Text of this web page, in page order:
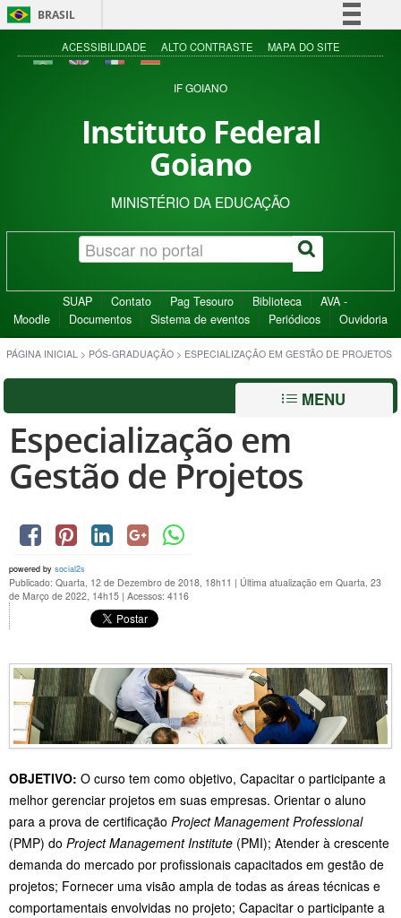
BRASIL
Simplifique!
Acesso à informação
ACESSIBILIDADE ALTO CONTRASTE MAPA DO SITE
IF GOIANO
Instituto Federal
Goiano
MINISTÉRIO DA EDUCAÇÃO
SUAP Contato Pag Tesouro Biblioteca
AVA -
Moodle
Documentos Sistema de eventos Periódicos Ouvidoria
PÁGINA INICIAL > PÓS-GRADUAÇÃO > ESPECIALIZAÇÃO EM GESTÃO DE PROJETOS
MENU
Especialização em
Gestão de Projetos
powered by social2s
Publicado: Quarta, 12 de Dezembro de 2018, 18h11 | Última atualização em Quarta, 23
de Março de 2022, 14h15 | Acessos: 4116
OBJETIVO: O curso tem como objetivo, Capacitar o participante a
melhor gerenciar projetos em suas empresas. Orientar o aluno
para a prova de certificação Project Management Professional
(PMP) do Project Management Institute (PMI); Atender à crescente
demanda do mercado por profissionais capacitados em gestão de
projetos; Fornecer uma visão ampla de todas as áreas técnicas e
comportamentais envolvidas no projeto; Capacitar o participante a